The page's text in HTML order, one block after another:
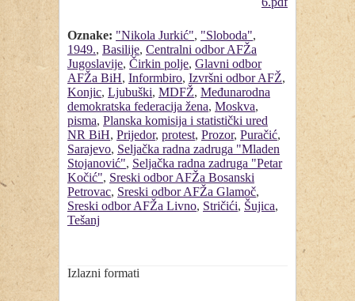
Oznake: "Nikola Jurkić", "Sloboda",
1949., Basilije, Centralni odbor AFŽa
Jugoslavije, Čirkin polje, Glavni odbor
AFŽa BiH, Informbiro, Izvršni odbor AFŽ,
Konjic, Ljubuški, MDFŽ, Međunarodna
demokratska federacija žena, Moskva,
pisma, Planska komisija i statistički ured
NR BiH, Prijedor, protest, Prozor, Puračić,
Sarajevo, Seljačka radna zadruga "Mladen
Stojanović", Seljačka radna zadruga "Petar
Kočić", Sreski odbor AFŽa Bosanski
Petrovac, Sreski odbor AFŽa Glamoč,
Sreski odbor AFŽa Livno, Stričići, Šujica,
Tešanj
Izlazni formati